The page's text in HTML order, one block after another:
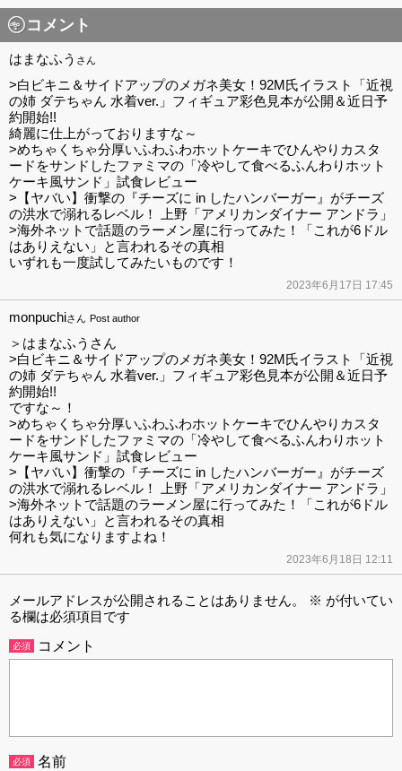
コメント
はまなふう さん
>白ビキニ＆サイドアップのメガネ美女！92M氏イラスト「近視
の姉 ダテちゃん 水着ver.」フィギュア彩色見本が公開＆近日予
約開始!!
綺麗に仕上がっておりますな～
>めちゃくちゃ分厚いふわふわホットケーキでひんやりカスタ
ードをサンドしたファミマの「冷やして食べるふんわりホット
ケーキ風サンド」試食レビュー
>【ヤバい】衝撃の『チーズに in したハンバーガー』がチーズ
の洪水で溺れるレベル！ 上野「アメリカンダイナー アンドラ」
>海外ネットで話題のラーメン屋に行ってみた！「これが6ドル
はありえない」と言われるその真相
いずれも一度試してみたいものです！
2023年6月17日 17:45
monpuchiさん Post author
＞はまなふうさん
>白ビキニ＆サイドアップのメガネ美女！92M氏イラスト「近視
の姉 ダテちゃん 水着ver.」フィギュア彩色見本が公開＆近日予
約開始!!
ですな～！
>めちゃくちゃ分厚いふわふわホットケーキでひんやりカスタ
ードをサンドしたファミマの「冷やして食べるふんわりホット
ケーキ風サンド」試食レビュー
>【ヤバい】衝撃の『チーズに in したハンバーガー』がチーズ
の洪水で溺れるレベル！ 上野「アメリカンダイナー アンドラ」
>海外ネットで話題のラーメン屋に行ってみた！「これが6ドル
はありえない」と言われるその真相
何れも気になりますよね！
2023年6月18日 12:11
メールアドレスが公開されることはありません。 ※ が付いてい
る欄は必須項目です
必須 コメント
必須 名前